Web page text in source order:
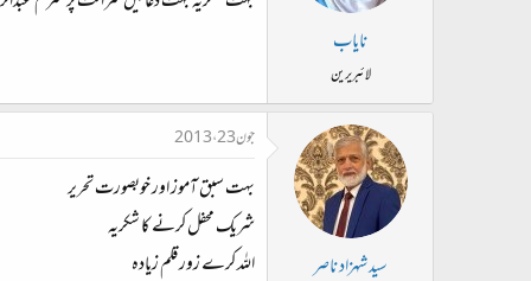
نایاب
لائبریرین
سید شہزاد ناصر
جون 23، 2013
بہت سبق آموز اور خوبصورت تحریر
شریک محفل کرنے کا شکریہ
اللہ کرے زور قلم زیادہ